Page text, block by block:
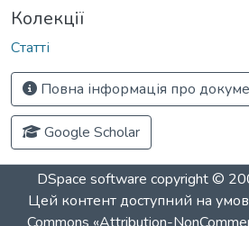
Колекції
Статті
Повна інформація про
Google Scholar
DSpace software copyright ©
Цей контент доступний на